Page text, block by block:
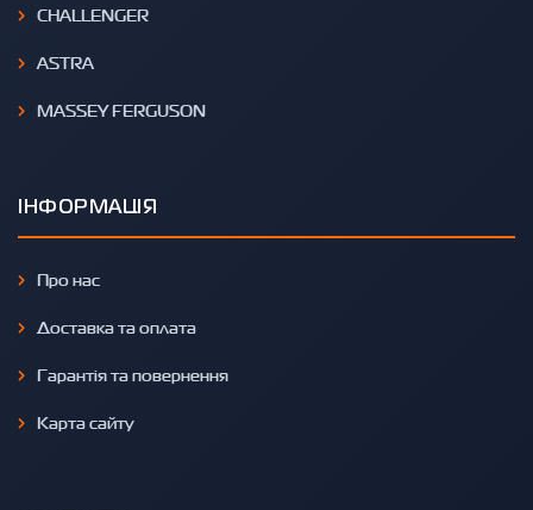
CHALLENGER
ASTRA
MASSEY FERGUSON
ІНФОРМАЦІЯ
Про нас
Доставка та оплата
Гарантія та повернення
Карта сайту